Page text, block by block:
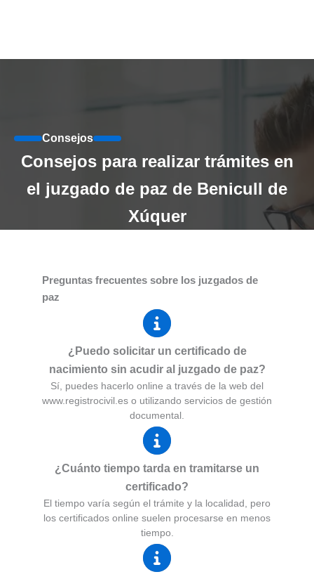
Consejos
Consejos para realizar trámites en
el juzgado de paz de Benicull de
Xúquer
Preguntas frecuentes sobre los juzgados de
paz
¿Puedo solicitar un certificado de
nacimiento sin acudir al juzgado de paz?
Sí, puedes hacerlo online a través de la web del
www.registrocivil.es o utilizando servicios de gestión
documental.
¿Cuánto tiempo tarda en tramitarse un
certificado?
El tiempo varía según el trámite y la localidad, pero
los certificados online suelen procesarse en menos
tiempo.